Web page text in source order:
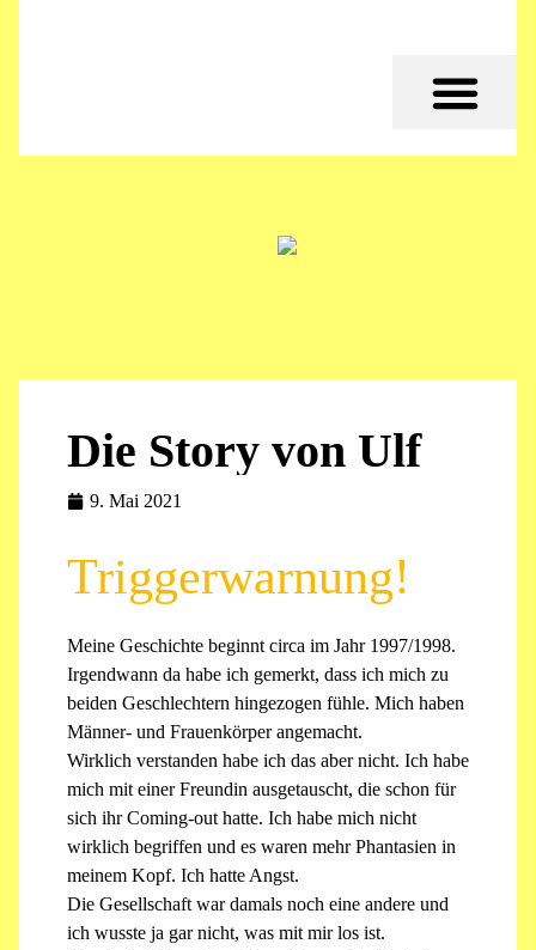
Die Story von Ulf
9. Mai 2021
Triggerwarnung!
Meine Geschichte beginnt circa im Jahr 1997/1998.
Irgendwann da habe ich gemerkt, dass ich mich zu
beiden Geschlechtern hingezogen fühle. Mich haben
Männer- und Frauenkörper angemacht.
Wirklich verstanden habe ich das aber nicht. Ich habe
mich mit einer Freundin ausgetauscht, die schon für
sich ihr Coming-out hatte. Ich habe mich nicht
wirklich begriffen und es waren mehr Phantasien in
meinem Kopf. Ich hatte Angst.
Die Gesellschaft war damals noch eine andere und
ich wusste ja gar nicht, was mit mir los ist.